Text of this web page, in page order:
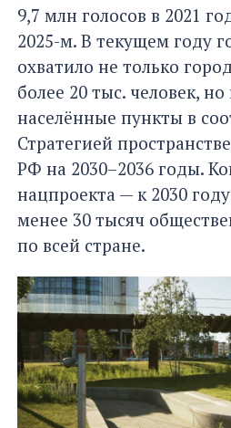
9,7 млн голосов в 2021
2025-м. В текущем году
охватило не только
более 20 тыс. человек,
населённые пункты в
Стратегией
РФ на 2030–2036 годы.
нацпроекта — к 2030
менее 30 тысяч
по всей стране.